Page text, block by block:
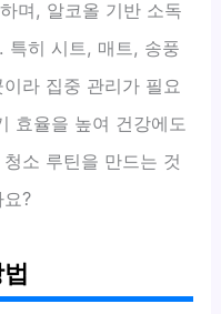
며, 알코올 기반 소독
특히 시트, 매트, 송풍
라 집중 관리가 필요
효율을 높여 건강에도
소 루틴을 만드는 것
?